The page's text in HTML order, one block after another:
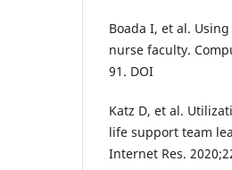
Boada I, et al.
nurse faculty.
91. DOI
Katz D, et al.
life support team
Internet Res.